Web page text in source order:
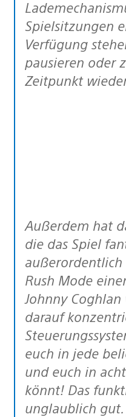
Spielsitzungen
Verfügung
pausieren oder
Zeitpunkt
Außerdem hat das gesamte Spiel eine überwältigende Bildfrequenz von 60 Hz,
die das Spiel
Rush Mode
Johnny
darauf
euch in jede
und euch in
könnt! Das
unglaublich gut.